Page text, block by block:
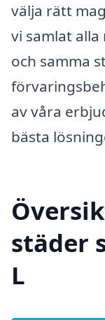
välja rätt
vi samlat
och samma
av våra
bästa
städer
L